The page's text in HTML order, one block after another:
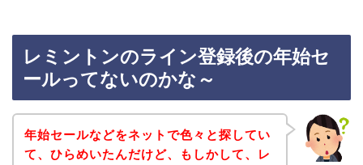
レミントンのライン登録後の年始セ
ールってないのかな～
年始セールなどをネットで色々と探してい
て、ひらめいたんだけど、もしかして、レ